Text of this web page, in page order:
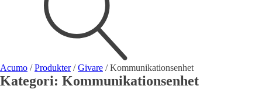
Se alla produkterSe alla leverantörer
Vi hjälper gärna till!
Acumo /Produkter/Givare /Kommunikationsenhet
Kategori: Kommunikationsenhet